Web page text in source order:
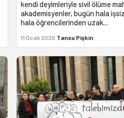
kendi deyimleriyle sivil ölüme
akademisyenler, bugün hala
hala öğrencilerinden uzak...
11 Ocak 2020 Tansu Pişkin